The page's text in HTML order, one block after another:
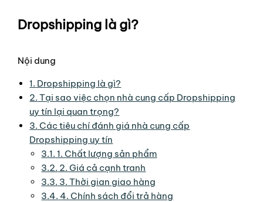
Dropshipping là gì?
Nội dung
1. Dropshipping là gì?
2. Tại sao việc chọn nhà cung cấp Dropshipping
uy tín lại quan trọng?
3. Các tiêu chí đánh giá nhà cung cấp
Dropshipping uy tín
3.1. 1. Chất lượng sản phẩm
3.2. 2. Giá cả cạnh tranh
3.3. 3. Thời gian giao hàng
3.4. 4. Chính sách đổi trả hàng